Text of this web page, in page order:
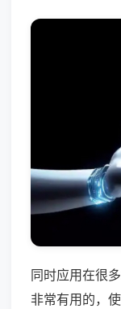
同时应用在很
非常有用的，